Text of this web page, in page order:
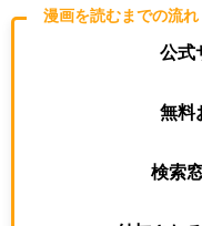
漫画を読むまでの流れ
公式
無料
検索